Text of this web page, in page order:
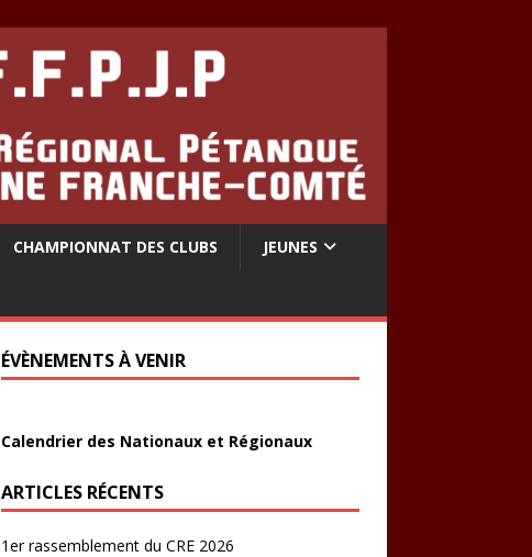
CHAMPIONNAT DES CLUBS JEUNES
ÉVÈNEMENTS À VENIR
Calendrier des Nationaux et Régionaux
ARTICLES RÉCENTS
1er rassemblement du CRE 2026